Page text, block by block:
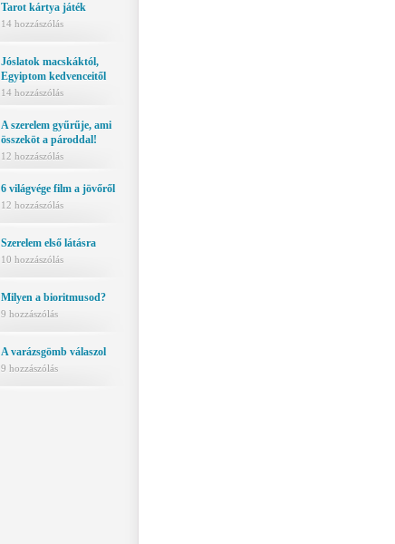
Tarot kártya játék
14 hozzászólás
Jóslatok macskáktól,
Egyiptom kedvenceitől
14 hozzászólás
A szerelem gyűrűje, ami
összeköt a pároddal!
12 hozzászólás
6 világvége film a jövőről
12 hozzászólás
Szerelem első látásra
10 hozzászólás
Milyen a bioritmusod?
9 hozzászólás
A varázsgömb válaszol
9 hozzászólás